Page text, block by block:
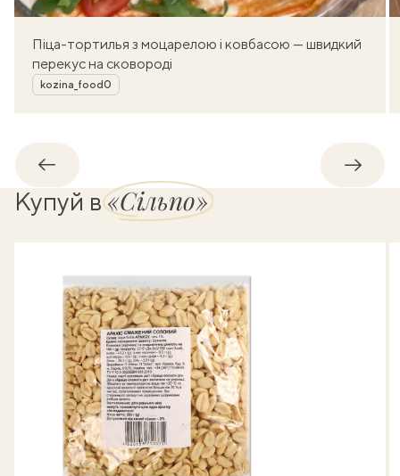
Піца-тортилья з моцарелою і ковбасою — швидкий
перекус на сковороді
Автор
kozina_food0
Назад
Купуй в«Сільпо»